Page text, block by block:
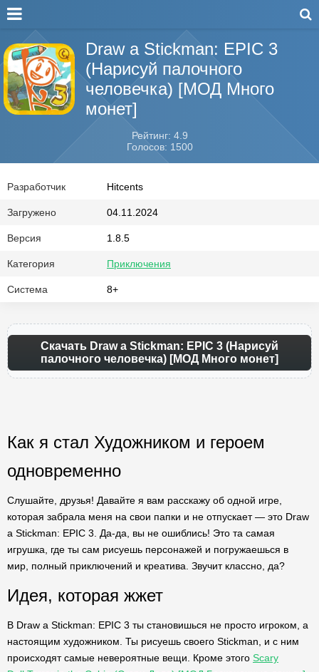
Draw a Stickman: EPIC 3
(Нарисуй палочного
человечка) [МОД Много
монет]
Рейтинг: 4.9
Голосов: 1500
Разработчик Hitcents
Загружено 04.11.2024
Версия 1.8.5
Категория Приключения
Система 8+
Скачать Draw a Stickman: EPIC 3 (Нарисуй
палочного человечка) [МОД Много монет]
Как я стал Художником и героем
одновременно
Слушайте, друзья! Давайте я вам расскажу об одной игре,
которая забрала меня на свои папки и не отпускает — это Draw
a Stickman: EPIC 3. Да-да, вы не ошиблись! Это та самая
игрушка, где ты сам рисуешь персонажей и погружаешься в
мир, полный приключений и креатива. Звучит классно, да?
Идея, которая жжет
В Draw a Stickman: EPIC 3 ты становишься не просто игроком, а
настоящим художником. Ты рисуешь своего Stickman, и с ним
происходят самые невероятные вещи. Кроме этого Scary